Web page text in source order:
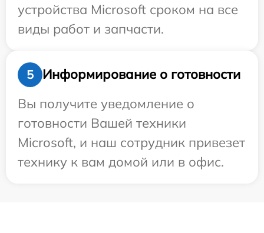
устройства Microsoft сроком на все
виды работ и запчасти.
5
Информирование о готовности
Вы получите уведомление о
готовности Вашей техники
Microsoft, и наш сотрудник привезет
технику к вам домой или в офис.